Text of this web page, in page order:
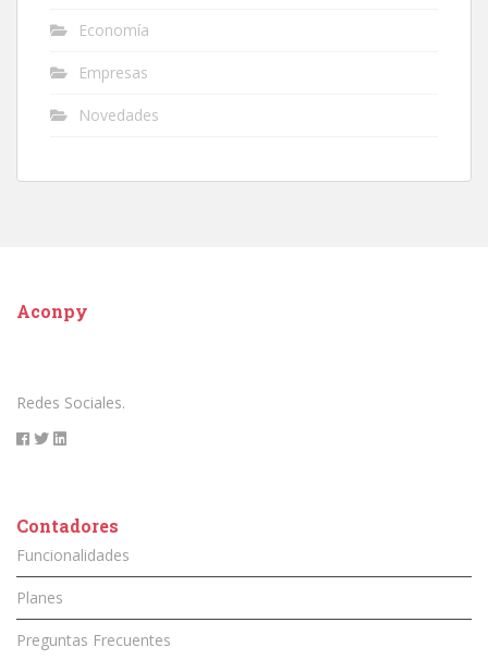
Economía
Empresas
Novedades
Aconpy
Redes Sociales.
Contadores
Funcionalidades
Planes
Preguntas Frecuentes